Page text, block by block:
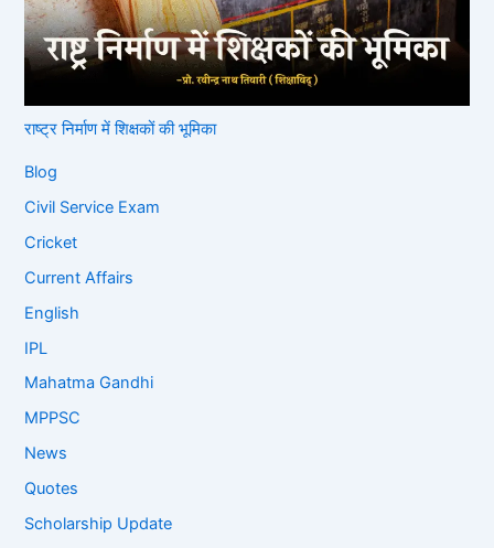
राष्ट्र निर्माण में शिक्षकों की भूमिका
Blog
Civil Service Exam
Cricket
Current Affairs
English
IPL
Mahatma Gandhi
MPPSC
News
Quotes
Scholarship Update